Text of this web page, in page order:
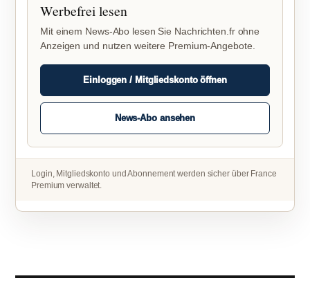
Werbefrei lesen
Mit einem News-Abo lesen Sie Nachrichten.fr ohne
Anzeigen und nutzen weitere Premium-Angebote.
Einloggen / Mitgliedskonto öffnen
News-Abo ansehen
Login, Mitgliedskonto und Abonnement werden sicher über France
Premium verwaltet.